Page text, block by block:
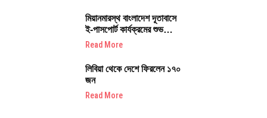
উপলক্ষে
মিয়ানমারস্থ বাংলাদেশ দূতাবাসে
ই-পাসপোর্ট কার্যক্রমের শুভ
উদ্বোধন
Read More
লিবিয়া থেকে দেশে ফিরলেন ১৭০
জন
Read More